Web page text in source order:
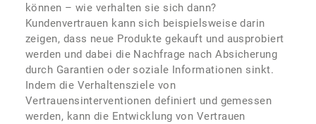
können – wie verhalten sie sich dann?
Kundenvertrauen kann sich beispielsweise darin
zeigen, dass neue Produkte gekauft und ausprobiert
werden und dabei die Nachfrage nach Absicherung
durch Garantien oder soziale Informationen sinkt.
Indem die Verhaltensziele von
Vertrauensinterventionen definiert und gemessen
werden, kann die Entwicklung von Vertrauen